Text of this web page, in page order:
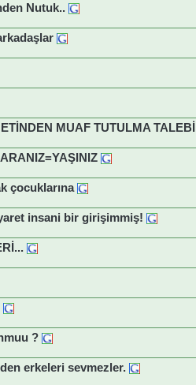
Nutuk..
MUAF TUTULMA TALEBİ
çocuklarına
insani bir girişimmiş!
?
erkeleri sevmezler.